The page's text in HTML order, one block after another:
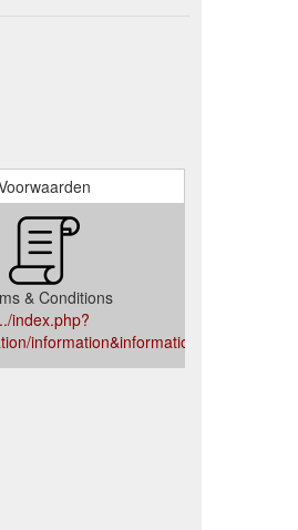
& Conditions
../index.php?
information&information_id=5